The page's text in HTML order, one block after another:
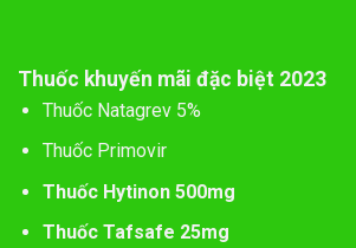
Thuốc khuyến mãi đặc biệt 2023
Thuốc Natagrev 5%
Thuốc Primovir
Thuốc Hytinon 500mg
Thuốc Tafsafe 25mg